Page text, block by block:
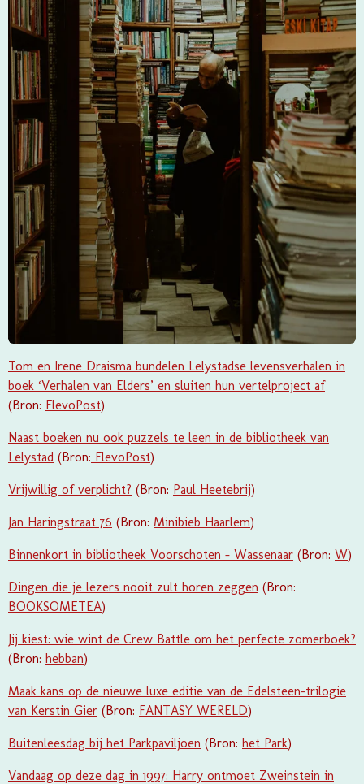
Tom en Irene Draisma bundelen Lelystadse levensverhalen in
boek ‘Verhalen van Elders’ en sluiten hun vertelproject af
(Bron: FlevoPost)
Naast boeken nu ook puzzels te leen in de bibliotheek van
Lelystad (Bron: FlevoPost)
Vrijwillig of verplicht? (Bron: Paul Heetebrij)
Jan Haringstraat 76 (Bron: Minibieb Haarlem)
Binnenkort in bibliotheek Voorschoten – Wassenaar (Bron: W)
Dingen die je lezers nooit zult horen zeggen (Bron:
BOOKSOMETEA)
Jij kiest: wie wint de Crew Battle om het perfecte zomerboek?
(Bron: hebban)
Maak kans op de nieuwe luxe editie van de Edelsteen-trilogie
van Kerstin Gier (Bron: FANTASY WERELD)
Buitenleesdag bij het Parkpaviljoen (Bron: het Park)
Vandaag op deze dag in 1997: Harry ontmoet Zweinstein in